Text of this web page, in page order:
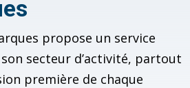
propose un service
secteur d’activité, partout
première de chaque